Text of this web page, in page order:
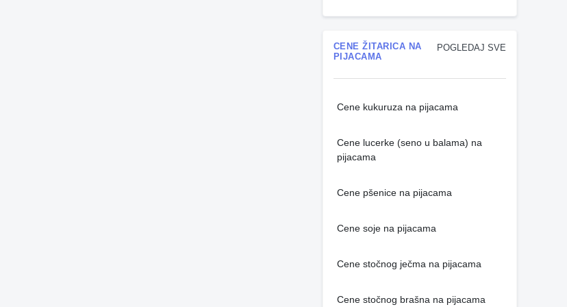
POGLEDAJ SVE
CENE ŽITARICA NA
PIJACAMA
Cene kukuruza na pijacama
Cene lucerke (seno u balama) na
pijacama
Cene pšenice na pijacama
Cene soje na pijacama
Cene stočnog ječma na pijacama
Cene stočnog brašna na pijacama